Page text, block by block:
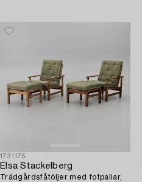
1731175
Elsa Stackelberg
Trädgårdsfåtöljer med fotpallar,